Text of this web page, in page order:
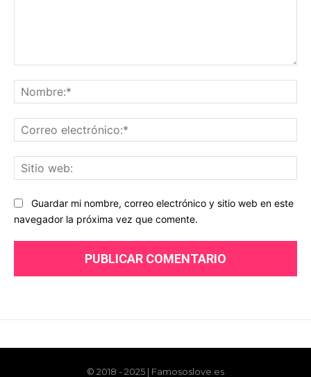
© 2018 - 2025 | Famososlove.es